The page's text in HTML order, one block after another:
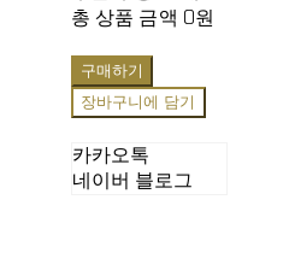
총 상품 금액 0원
구매하기
장바구니에 담기
카카오톡
네이버 블로그